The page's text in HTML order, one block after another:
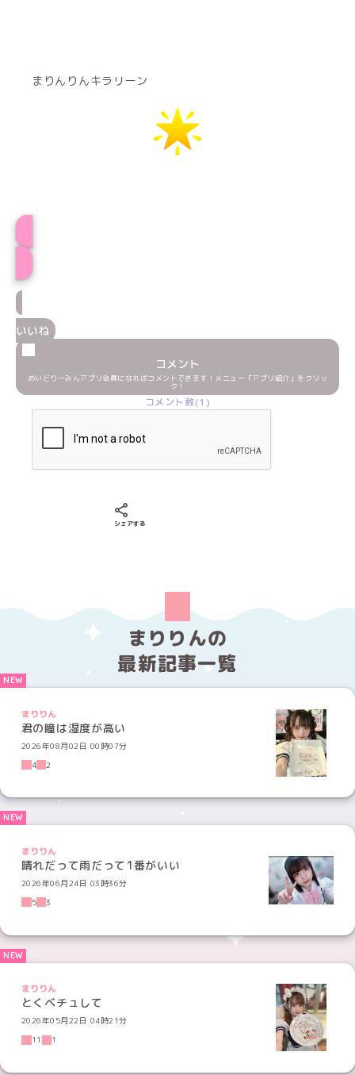
まりんりんキラリーン
いいね
コメント
めいどりーみんアプリ会員になればコメントできます！メニュー「アプリ紹介」をクリッ
ク！
コメント数(1)
シェアする
まりりんの
最新記事一覧
まりりん
君の瞳は湿度が高い
2026年08月02日 00時07分
4
2
まりりん
晴れだって雨だって1番がいい
2026年06月24日 03時36分
5
3
まりりん
とくベチュして
2026年05月22日 04時21分
11
1